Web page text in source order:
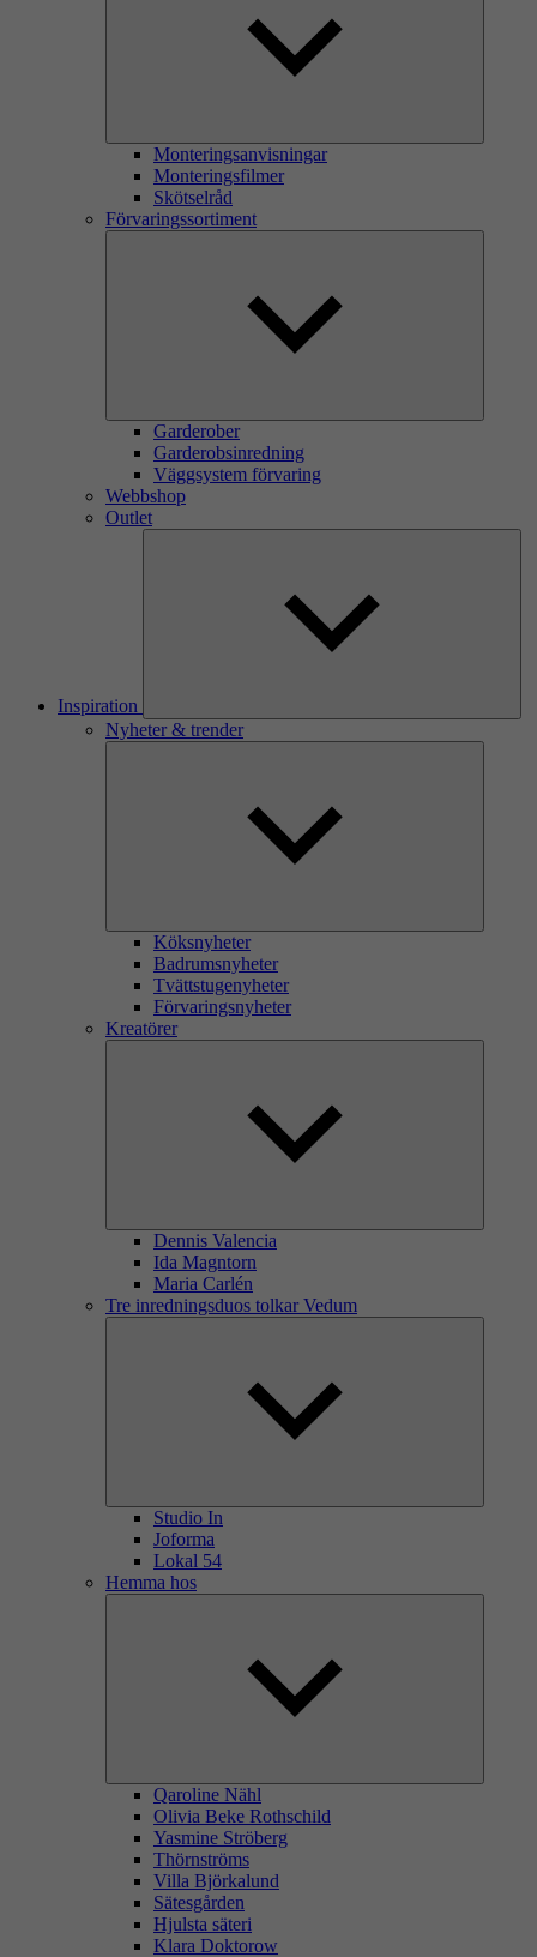
Monteringsanvisningar
Monteringsfilmer
Skötselråd
Förvaringssortiment
Garderober
Garderobsinredning
Väggsystem förvaring
Webbshop
Outlet
Inspiration
Nyheter & trender
Köksnyheter
Badrumsnyheter
Tvättstugenyheter
Förvaringsnyheter
Kreatörer
Dennis Valencia
Ida Magntorn
Maria Carlén
Tre inredningsduos tolkar Vedum
Studio In
Joforma
Lokal 54
Hemma hos
Qaroline Nähl
Olivia Beke Rothschild
Yasmine Ströberg
Thörnströms
Villa Björkalund
Sätesgården
Hjulsta säteri
Klara Doktorow